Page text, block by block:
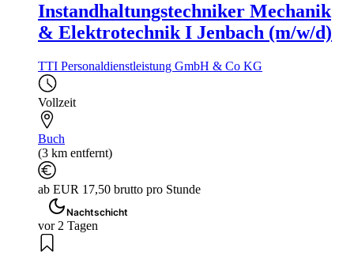
Instandhaltungstechniker Mechanik
& Elektrotechnik I Jenbach (m/w/d)
TTI Personaldienstleistung GmbH & Co KG
Vollzeit
Buch
(3 km entfernt)
ab EUR 17,50 brutto pro Stunde
Nachtschicht
vor 2 Tagen